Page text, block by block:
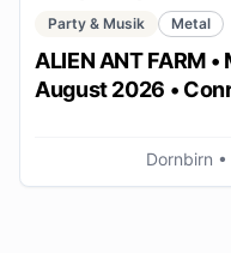
Party & Musik
Metal
ALIEN ANT FARM •
August 2026 •
Dornbirn